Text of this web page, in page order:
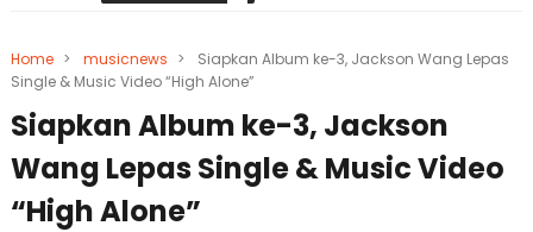
Home > musicnews >
Siapkan Album ke-3, Jackson Wang Lepas
Single & Music Video “High Alone”
Siapkan Album ke-3, Jackson
Wang Lepas Single & Music Video
“High Alone”